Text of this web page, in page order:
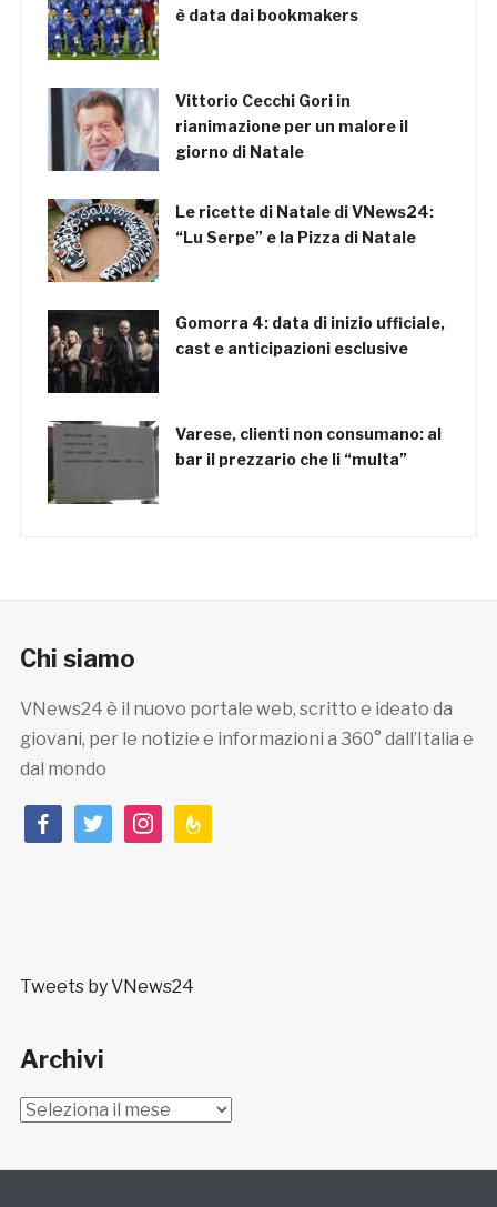
è data dai bookmakers
Vittorio Cecchi Gori in
rianimazione per un malore il
giorno di Natale
Le ricette di Natale di VNews24:
“Lu Serpe” e la Pizza di Natale
Gomorra 4: data di inizio ufficiale,
cast e anticipazioni esclusive
Varese, clienti non consumano: al
bar il prezzario che li “multa”
Chi siamo
VNews24 è il nuovo portale web, scritto e ideato da
giovani, per le notizie e informazioni a 360° dall’Italia e
dal mondo
facebooktwitterinstagramfeedburner
Tweets by VNews24
Archivi
Archivi